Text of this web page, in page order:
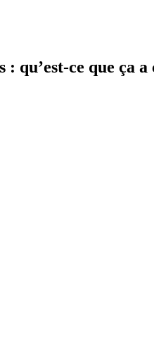
: qu’est-ce que ça